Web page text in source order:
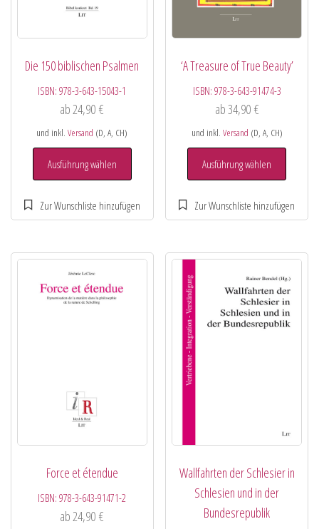
Die 150 biblischen Psalmen
ISBN:978-3-643-15043-1
ab24,90€
und inkl.Versand (D, A, CH)
Ausführung wählen
‘A Treasure of True Beauty’
ISBN: 978-3-643-91474-3
ab34,90 €
und inkl. Versand (D, A, CH)
Ausführung wählen
Force et étendue
ISBN:978-3-643-91471-2
ab24,90€
Wallfahrten der Schlesier in
Schlesien und in der
Bundesrepublik